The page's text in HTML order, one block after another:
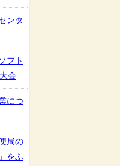
ンタ
フト
会
につ
局の
をふ